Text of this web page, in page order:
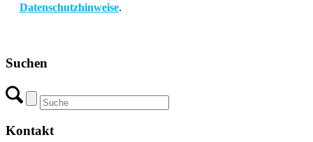
Datenschutzhinweise.
Suchen
Kontakt